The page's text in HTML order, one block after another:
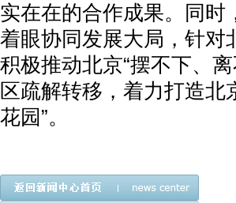
实在在的合作成果。同时
着眼协同发展大局，针对
积极推动北京“摆不下、
区疏解转移，着力打造北
花园”。